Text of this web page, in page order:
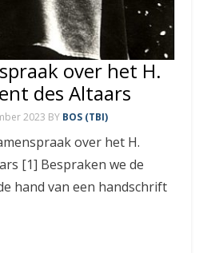
over het H.
des Altaars
2023 BY BOS (TBI)
over het H.
[1] Bespraken we de
hand van een handschrift